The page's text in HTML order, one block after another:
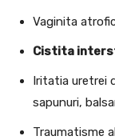
Vaginita
Cistita
Iritatia uretrei
sapunuri,
Traumatisme